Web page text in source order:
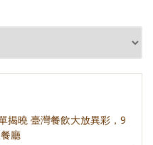
揭曉 臺灣餐飲大放異彩，9
廳